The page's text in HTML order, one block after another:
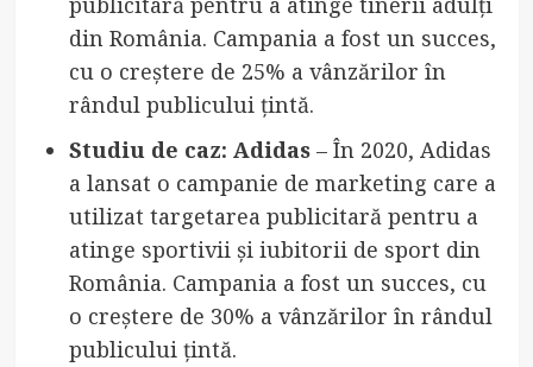
din România. Campania a fost un succes,
cu o creștere de 25% a vânzărilor în
rândul publicului țintă.
Studiu de caz: Adidas– În 2020, Adidas
a lansat o campanie de marketing care a
utilizat targetarea publicitară pentru a
atinge sportivii și iubitorii de sport din
România. Campania a fost un succes, cu
o creștere de 30% a vânzărilor în rândul
publicului țintă.